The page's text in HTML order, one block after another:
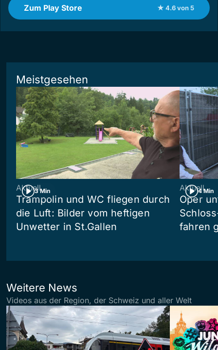
Zum Play Store ★ 4.6 von 5
Meistgesehen
3 Min
Aktuell
Trampolin und WC fliegen durch
die Luft: Bilder vom heftigen
Unwetter in St.Gallen
4 Min
Aktuell
Oper
fahren
Weitere News
Videos aus der Region, der Schweiz und aller Welt